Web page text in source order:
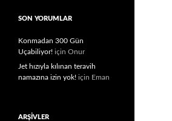
SON YORUMLAR
Konmadan 300 Gün
Uçabiliyor! için Onur
Jet hızıyla kılınan teravih
namazına izin yok! için Eman
ARŞIVLER